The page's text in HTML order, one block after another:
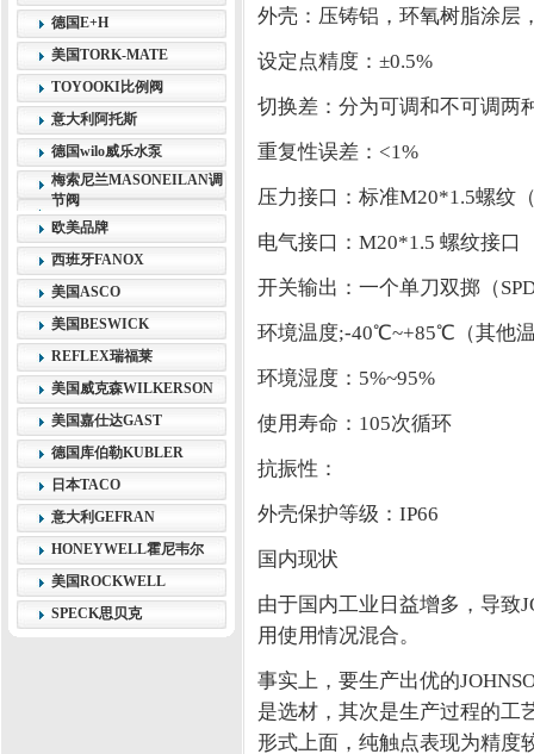
德国E+H
美国TORK-MATE
TOYOOKI比例阀
意大利阿托斯
德国wilo威乐水泵
梅索尼兰MASONEILAN调
节阀
欧美品牌
西班牙FANOX
美国ASCO
美国BESWICK
REFLEX瑞福莱
美国威克森WILKERSON
美国嘉仕达GAST
德国库伯勒KUBLER
日本TACO
意大利GEFRAN
HONEYWELL霍尼韦尔
美国ROCKWELL
SPECK思贝克
外壳：压铸铝，环氧树脂涂层
设定点精度：±0.5%
切换差：分为可调和不可调两
重复性误差：<1%
压力接口：标准M20*1.5螺纹
电气接口：M20*1.5 螺纹接口
开关输出：一个单刀双掷（
环境温度;-40℃~+85℃（其他
环境湿度：5%~95%
使用寿命：105次循环
抗振性：
外壳保护等级：IP66
国内现状
由于国内工业日益增多，导致
用使用情况混合。
事实上，要生产出优的
是选材，其次是生产过程的工
形式上面，纯触点表现为精度